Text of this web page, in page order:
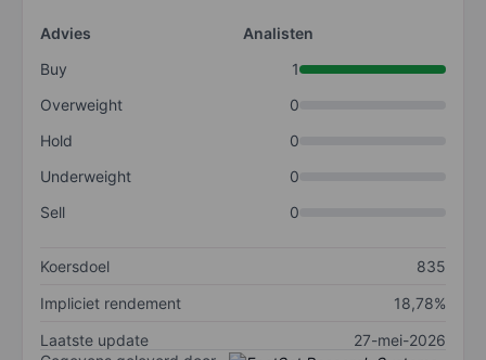
Advies
Analisten
Buy
1
Overweight
0
Hold
0
Underweight
0
Sell
0
Koersdoel
835
Impliciet rendement
18,78%
Laatste update
27-mei-2026